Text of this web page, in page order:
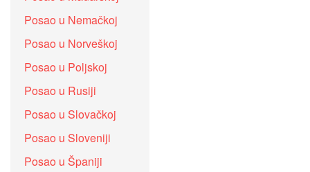
Posao u Nemačkoj
Posao u Norveškoj
Posao u Poljskoj
Posao u Rusiji
Posao u Slovačkoj
Posao u Sloveniji
Posao u Španiji